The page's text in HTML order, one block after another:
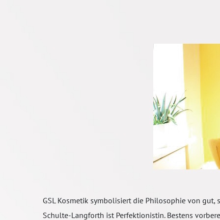
GSL Kosmetik symbolisiert die Philosophie von gut,
Schulte-Langforth ist Perfektionistin. Bestens